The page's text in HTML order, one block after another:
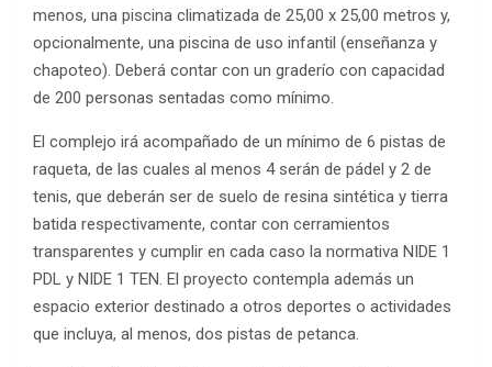
menos, una piscina climatizada de 25,00 x 25,00 metros y,
opcionalmente, una piscina de uso infantil (enseñanza y
chapoteo). Deberá contar con un graderío con capacidad
de 200 personas sentadas como mínimo.
El complejo irá acompañado de un mínimo de 6 pistas de
raqueta, de las cuales al menos 4 serán de pádel y 2 de
tenis, que deberán ser de suelo de resina sintética y tierra
batida respectivamente, contar con cerramientos
transparentes y cumplir en cada caso la normativa NIDE 1
PDL y NIDE 1 TEN. El proyecto contempla además un
espacio exterior destinado a otros deportes o actividades
que incluya, al menos, dos pistas de petanca.